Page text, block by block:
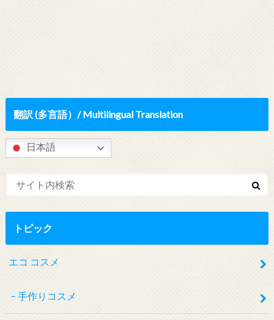
翻訳 (多言語）/ Multilingual Translation
日本語
トピック
エコ コスメ
手作りコスメ